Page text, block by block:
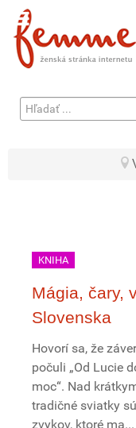
Hľadať
...
KNIHA
Mágia, čary,
Slovenska
Hovorí sa, že
počuli „Od Lucie
moc“. Nad
tradičné sviatky
zvykov, ktoré ma...